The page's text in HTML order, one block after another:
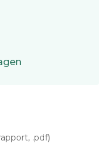
.pdf)